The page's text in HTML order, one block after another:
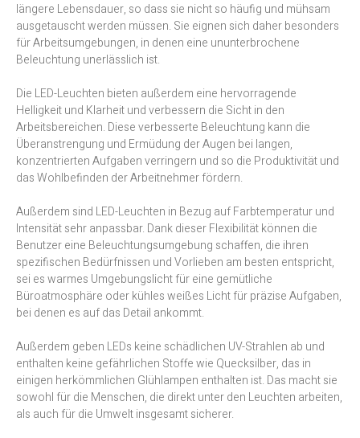
längere Lebensdauer, so dass sie nicht so häufig und mühsam
ausgetauscht werden müssen. Sie eignen sich daher besonders
für Arbeitsumgebungen, in denen eine ununterbrochene
Beleuchtung unerlässlich ist.
Die LED-Leuchten bieten außerdem eine hervorragende
Helligkeit und Klarheit und verbessern die Sicht in den
Arbeitsbereichen. Diese verbesserte Beleuchtung kann die
Überanstrengung und Ermüdung der Augen bei langen,
konzentrierten Aufgaben verringern und so die Produktivität und
das Wohlbefinden der Arbeitnehmer fördern.
Außerdem sind LED-Leuchten in Bezug auf Farbtemperatur und
Intensität sehr anpassbar. Dank dieser Flexibilität können die
Benutzer eine Beleuchtungsumgebung schaffen, die ihren
spezifischen Bedürfnissen und Vorlieben am besten entspricht,
sei es warmes Umgebungslicht für eine gemütliche
Büroatmosphäre oder kühles weißes Licht für präzise Aufgaben,
bei denen es auf das Detail ankommt.
Außerdem geben LEDs keine schädlichen UV-Strahlen ab und
enthalten keine gefährlichen Stoffe wie Quecksilber, das in
einigen herkömmlichen Glühlampen enthalten ist. Das macht sie
sowohl für die Menschen, die direkt unter den Leuchten arbeiten,
als auch für die Umwelt insgesamt sicherer.